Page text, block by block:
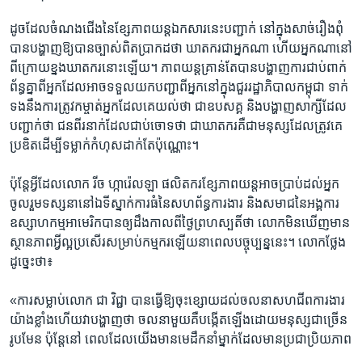
ដូច​ដែល​ចំណង​ជើង​នៃ​ខ្សែភាពយន្ត​ឯកសារ​នេះ​បញ្ជាក់​ នៅ​ក្នុង​សាច់​រឿង​ពុំ​
បាន​បង្ហាញឱ្យ​បាន​ច្បាស់ពិត​ប្រាកដ​ថា ឃាតករ​ជាអ្នកណា ហើយ​អ្នក​ណា​នៅ​
ពីក្រោយ​ខ្នង​ឃាតករ​នោះ​ឡើយ។ ភាពយន្ត​គ្រាន់​តែ​បាន​បង្ហាញ​ការ​ជាប់​ពាក់​
ព័ន្ធគ្នា​ពី​អ្នក​ដែល​អាច​ទទួល​យក​បញ្ជាពីអ្នក​នៅ​ក្នុង​ជួរ​រដ្ឋា​ភិបាល​កម្ពុជា ទាក់​
ទង​នឹង​ការត្រូវ​កម្ចាត់​អ្នក​ដែល​គេ​យល់​ថា ជា​ឧបសគ្គ​ និង​បង្ហាញ​សាក្សី​ដែល​
បញ្ជាក់​ថា ជន​ពីរ​នាក់​ដែល​ជាប់​ចោទ​ថា ជា​ឃាតករ​គឺ​ជា​មនុស្សដែលត្រូវ​គេ​
ប្រឌិត​ដើម្បី​ទម្លាក់​កំហុស​ដាក់​តែ​ប៉ុណ្ណោះ។
ប៉ុន្តែ​អ្វី​ដែល​លោក​ រីច ហ្ការ៉េលឡា​ ផលិតករ​ខ្សែ​ភាពយន្ត​អាចប្រាប់​ដល់​អ្នក​
ចូល​រួម​ទស្សនា​នៅ​ឯទី​ស្នាក់​ការ​ធំនៃ​សហព័ន្ធ​ការងារ និង​សមាជ​នៃ​អង្គការ​
ឧស្សាហ​កម្ម​អាមេរិក​បាន​ឲ្យ​ដឹង​កាល​ពីថ្ងៃ​ព្រហស្បតិ៍ថា លោក​មិន​ឃើញ​មាន​
ស្ថានភាព​អ្វី​ល្អ​ប្រសើរ​សម្រាប់​កម្មករ​ឡើយ​នា​ពេល​បច្ចុប្បន្ននេះ។ លោក​ថ្លែង​
ដូច្នេះ​ថា៖
«ការ​សម្លាប់​លោក ជា វិជ្ជា​ បាន​ធ្វើឱ្យ​ចុះ​ខ្សោយ​ដល់​ចលនា​សហជីព​ការងារ​
យ៉ាង​ខ្លាំង​ហើយ​វា​បង្ហាញ​ថា ចលនា​មួយ​គឺ​បង្កើត​ឡើង​ដោយ​មនុស្ស​ជា​ច្រើន​
រូប​មែន ប៉ុន្តែ​នៅ ​ពេល​ដែ​ល​យើង​មាន​មេ​ដឹក​នាំ​ម្នាក់​ដែល​មាន​ប្រជា​ប្រិយ​ភាព​